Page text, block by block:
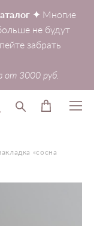
✦ Многие
не будут
забрать
от 3000 руб.
«сосна